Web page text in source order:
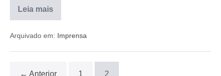
Leia mais
Arquivado em: Imprensa
← Anterior 1 2